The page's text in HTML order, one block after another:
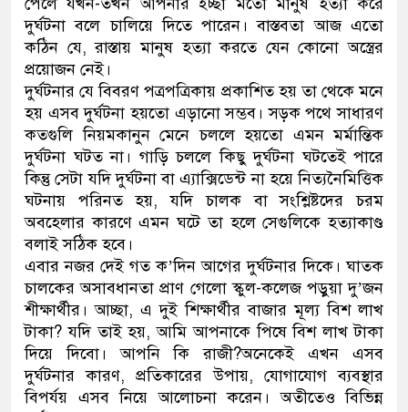
দুর্ঘটনা বলে চালিয়ে দিতে পারেন। বাস্তবতা আজ এতো
কঠিন যে, রাস্তায় মানুষ হত্যা করতে যেন কোনো অস্ত্রের
প্রয়োজন নেই।
দুর্ঘটনার যে বিবরণ পত্রপত্রিকায় প্রকাশিত হয় তা থেকে মনে
হয় এসব দুর্ঘটনা হয়তো এড়ানো সম্ভব। সড়ক পথে সাধারণ
কতগুলি নিয়মকানুন মেনে চললে হয়তো এমন মর্মান্তিক
দুর্ঘটনা ঘটত না। গাড়ি চললে কিছু দুর্ঘটনা ঘটতেই পারে
কিন্তু সেটা যদি দুর্ঘটনা বা এ্যাক্সিডেন্ট না হয়ে নিত্যনৈমিত্তিক
ঘটনায় পরিনত হয়, যদি চালক বা সংশ্লিষ্টদের চরম
অবহেলার কারণে এমন ঘটে তা হলে সেগুলিকে হত্যাকাণ্ড
বলাই সঠিক হবে।
এবার নজর দেই গত ক’দিন আগের দুর্ঘটনার দিকে। ঘাতক
চালকের অসাবধানতা প্রাণ গেলো স্কুল-কলেজ পড়ুয়া দু’জন
শীক্ষার্থীর। আচ্ছা, এ দুই শিক্ষার্থীর বাজার মূল্য বিশ লাখ
টাকা? যদি তাই হয়, আমি আপনাকে পিষে বিশ লাখ টাকা
দিয়ে দিবো। আপনি কি রাজী?অনেকেই এখন এসব
দুর্ঘটনার কারণ, প্রতিকারের উপায়, যোগাযোগ ব্যবস্থার
বিপর্যয় এসব নিয়ে আলোচনা করেন। অতীতেও বিভিন্ন